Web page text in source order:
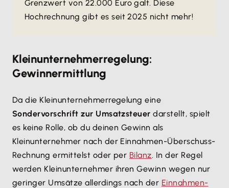
Grenzwert von 22.000 Euro galt. Diese
Hochrechnung gibt es seit 2025 nicht mehr!
Kleinunternehmerregelung:
Gewinnermittlung
Da die Kleinunternehmerregelung eine
Sondervorschrift zur Umsatzsteuerdarstellt, spielt
es keine Rolle, ob du deinen Gewinn als
Kleinunternehmer nach der Einnahmen-Überschuss-
Rechnung ermittelst oder per Bilanz. In der Regel
werden Kleinunternehmer ihren Gewinn wegen nur
geringer Umsätze allerdings nach der Einnahmen-